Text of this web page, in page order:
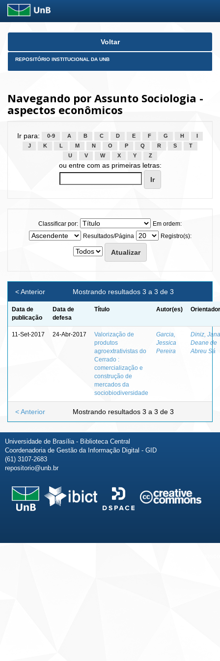
Skip
Voltar
REPOSITÓRIO INSTITUCIONAL DA UNB
Navegando por Assunto Sociologia -
aspectos econômicos
Ir para: 0-9 A B C D E F G H
J
K L M N O P Q R S
T
U
V W X Y Z
ou entre com as primeiras letras:
Classificar por:
Em ordem:
Resultados/Página
Registro(s):
Mostrando resultados 3 a 3 de 3
< Anterior
Data de
publicação
Data de
defesa
Título Autor(es)
11-Set-2017 24-Abr-2017
Valorização de
produtos
agroextrativistas do
Cerrado :
comercialização e
construção de
mercados da
sociobiodiversidade
Garcia,
Jessica
Pereira
Diniz,
Deane de
Abreu Sá
Mostrando resultados 3 a 3 de 3
< Anterior
Universidade de Brasília - Biblioteca Central
Coordenadoria de Gestão da Informação Digital - GID
(61) 3107-2683
repositorio@unb.br